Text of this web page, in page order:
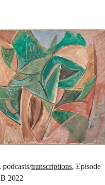
podcasts/transcriptions, Episode
2022